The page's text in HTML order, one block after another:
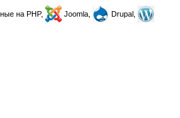
на PHP, Joomla,
Drupal,